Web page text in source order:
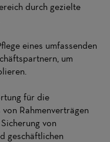
durch gezielte
eines umfassenden
um
für die
Rahmenverträgen
von
geschäftlichen